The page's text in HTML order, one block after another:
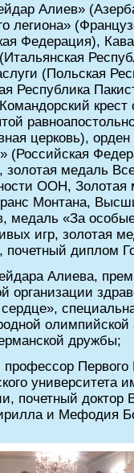
Алиев»
легиона»
Федерация),
(Польская
Республика
крест
церковь),
(Российская
медаль
ООН, Золотая
Монтана,
медаль «За
игр, золотая
почетный диплом
Алиева,
организации
олимпийской
дружбы;
Первого
университета
почетный доктор
и Мефодия